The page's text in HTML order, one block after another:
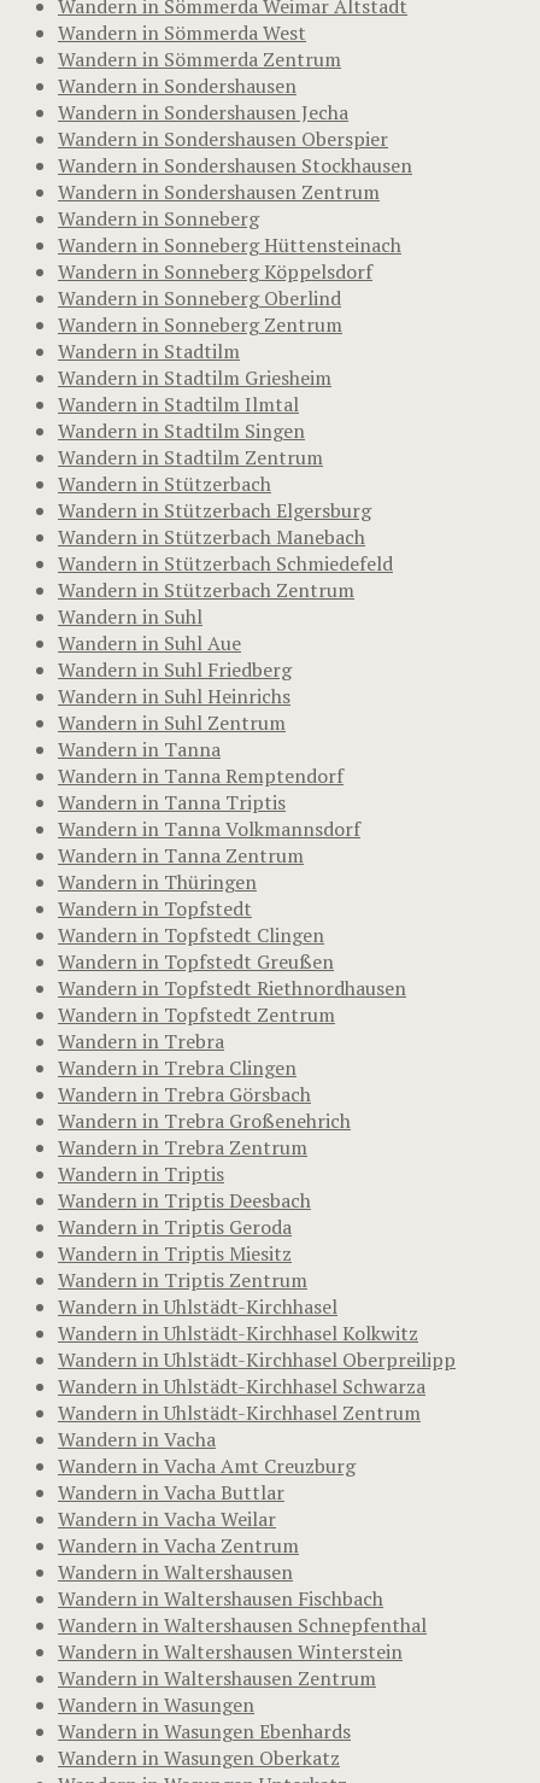
Wandern in Sömmerda Weimar Altstadt
Wandern in Sömmerda West
Wandern in Sömmerda Zentrum
Wandern in Sondershausen
Wandern in Sondershausen Jecha
Wandern in Sondershausen Oberspier
Wandern in Sondershausen Stockhausen
Wandern in Sondershausen Zentrum
Wandern in Sonneberg
Wandern in Sonneberg Hüttensteinach
Wandern in Sonneberg Köppelsdorf
Wandern in Sonneberg Oberlind
Wandern in Sonneberg Zentrum
Wandern in Stadtilm
Wandern in Stadtilm Griesheim
Wandern in Stadtilm Ilmtal
Wandern in Stadtilm Singen
Wandern in Stadtilm Zentrum
Wandern in Stützerbach
Wandern in Stützerbach Elgersburg
Wandern in Stützerbach Manebach
Wandern in Stützerbach Schmiedefeld
Wandern in Stützerbach Zentrum
Wandern in Suhl
Wandern in Suhl Aue
Wandern in Suhl Friedberg
Wandern in Suhl Heinrichs
Wandern in Suhl Zentrum
Wandern in Tanna
Wandern in Tanna Remptendorf
Wandern in Tanna Triptis
Wandern in Tanna Volkmannsdorf
Wandern in Tanna Zentrum
Wandern in Thüringen
Wandern in Topfstedt
Wandern in Topfstedt Clingen
Wandern in Topfstedt Greußen
Wandern in Topfstedt Riethnordhausen
Wandern in Topfstedt Zentrum
Wandern in Trebra
Wandern in Trebra Clingen
Wandern in Trebra Görsbach
Wandern in Trebra Großenehrich
Wandern in Trebra Zentrum
Wandern in Triptis
Wandern in Triptis Deesbach
Wandern in Triptis Geroda
Wandern in Triptis Miesitz
Wandern in Triptis Zentrum
Wandern in Uhlstädt-Kirchhasel
Wandern in Uhlstädt-Kirchhasel Kolkwitz
Wandern in Uhlstädt-Kirchhasel Oberpreilipp
Wandern in Uhlstädt-Kirchhasel Schwarza
Wandern in Uhlstädt-Kirchhasel Zentrum
Wandern in Vacha
Wandern in Vacha Amt Creuzburg
Wandern in Vacha Buttlar
Wandern in Vacha Weilar
Wandern in Vacha Zentrum
Wandern in Waltershausen
Wandern in Waltershausen Fischbach
Wandern in Waltershausen Schnepfenthal
Wandern in Waltershausen Winterstein
Wandern in Waltershausen Zentrum
Wandern in Wasungen
Wandern in Wasungen Ebenhards
Wandern in Wasungen Oberkatz